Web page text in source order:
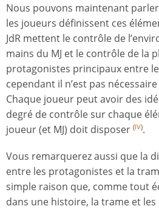
Nous pouvons maintenant
les joueurs définissent ces
JdR mettent le contrôle de
mains du MJ et le contrôle de la
protagonistes principaux entre
cependant il n’est pas
Chaque joueur peut avoir des
degré de contrôle sur chaque
joueur (et MJ) doit disposer (IV).
Vous remarquerez aussi que la
entre les protagonistes et la
simple raison que, comme tout
dans une histoire, la trame et